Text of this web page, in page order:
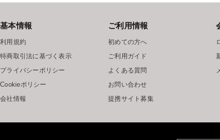
基本情報
利用規約
特商取引法に基づく表示
プライバシーポリシー
Cookieポリシー
会社情報
ご利用情報
初めての方へ
ご利用ガイド
よくある質問
お問い合わせ
提携サイト募集